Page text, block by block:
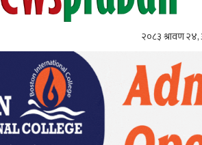
२०८३ श्रावण